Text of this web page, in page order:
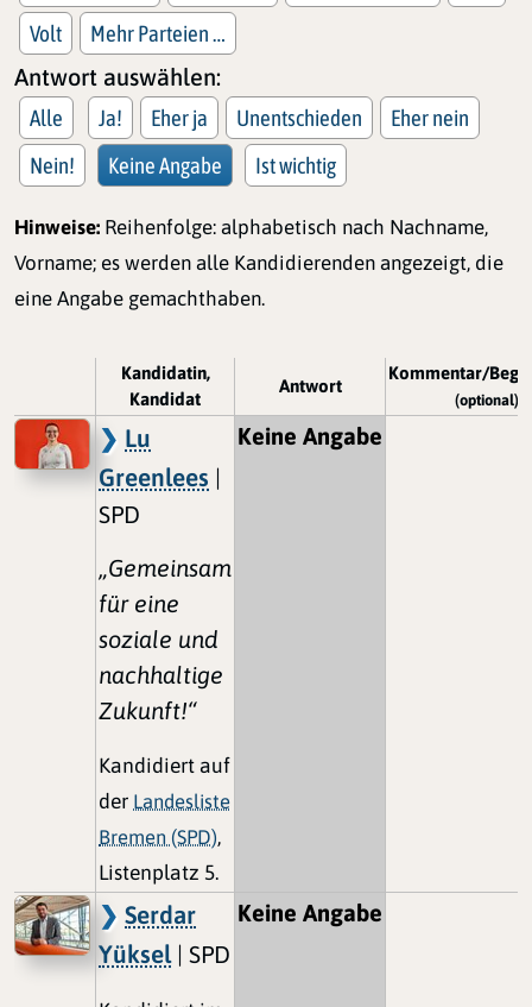
Volt
Mehr Parteien …
Antwort auswählen:
Alle Ja! Eher ja Unentschieden
Eher nein
Nein!
Keine Angabe Ist wichtig
Hinweise: Reihenfolge: alphabetisch nach Nachname,
Vorname; es werden alle Kandidierenden angezeigt, die
eine Angabe gemachthaben.
Kandidatin,
Kandidat
Antwort
Kommentar/
(optional)
Lu
Greenlees |
SPD
„Gemeinsam
für eine
soziale und
nachhaltige
Zukunft!“
Kandidiert auf
der Landesliste
Bremen (SPD),
Listenplatz 5.
Keine Angabe
Serdar
Yüksel| SPD
Keine Angabe